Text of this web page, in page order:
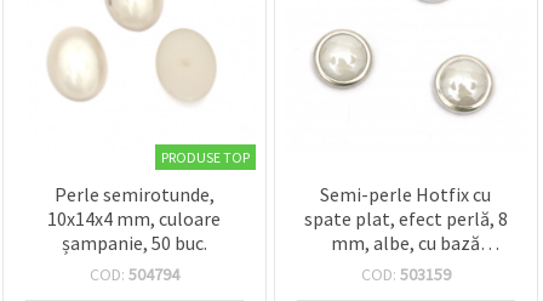
"acceptati
toate!" Sau
un tip de
cookie -uri
făcând clic
PRODUSE TOP
Perle semirotunde,
10x14x4 mm, culoare
șampanie, 50 buc.
COD: 504794
Semi-perle Hotfix cu
spate plat, efect perlă, 8
mm, albe, cu bază
metalică argintie, adeziv
COD: 503159